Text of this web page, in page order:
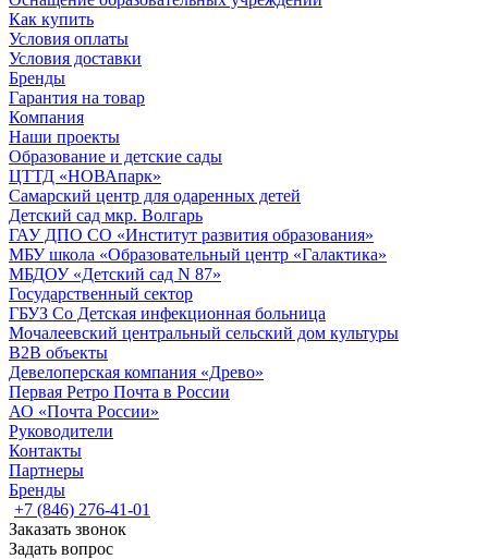
Как купить
Условия оплаты
Условия доставки
Бренды
Гарантия на товар
Компания
Наши проекты
Образование и детские сады
ЦТТД «НОВАпарк»
Самарский центр для одаренных детей
Детский сад мкр. Волгарь
ГАУ ДПО СО «Институт развития образования»
МБУ школа «Образовательный центр «Галактика»
МБДОУ «Детский сад N 87»
Государственный сектор
ГБУЗ Со Детская инфекционная больница
Мочалеевский центральный сельский дом культуры
B2B объекты
Девелоперская компания «Древо»
Первая Ретро Почта в России
АО «Почта России»
Руководители
Контакты
Партнеры
Бренды
+7 (846) 276-41-01
Заказать звонок
Задать вопрос